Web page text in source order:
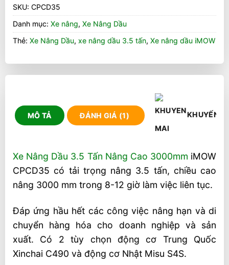
SKU: CPCD35
Danh mục: Xe nâng, Xe Nâng Dầu
Thẻ: Xe Nâng Dầu, xe nâng dầu 3.5 tấn, Xe nâng dầu iMOW
MÔ TẢ ĐÁNH GIÁ (1) KHUYẾN
Xe Nâng Dầu 3.5 Tấn Nâng Cao 3000mm iMOW
CPCD35 có tải trọng nâng 3.5 tấn, chiều cao
nâng 3000 mm trong 8-12 giờ làm việc liên tục.
Đáp ứng hầu hết các công việc nâng hạn và di
chuyển hàng hóa cho doanh nghiệp và sản
xuất. Có 2 tùy chọn động cơ Trung Quốc
Xinchai C490 và động cơ Nhật Misu S4S.